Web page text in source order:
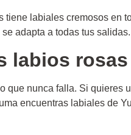
tiene labiales cremosos en
adapta a todas tus salidas.
labios rosas
que nunca falla. Si
encuentras labiales de